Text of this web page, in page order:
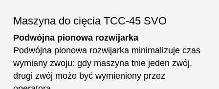
Maszyna do cięcia TCC-45 SVO
Podwójna pionowa rozwijarka
Podwójna pionowa rozwijarka minimalizuje czas
wymiany zwoju: gdy maszyna tnie jeden zwój,
drugi zwój może być wymieniony przez